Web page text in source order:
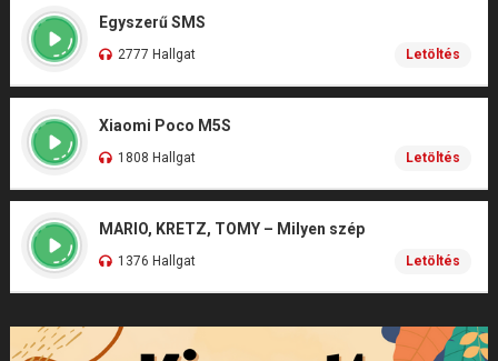
Egyszerű SMS
2777 Hallgat Letöltés
Xiaomi Poco M5S
1808 Hallgat Letöltés
MARIO, KRETZ, TOMY – Milyen szép
1376 Hallgat Letöltés